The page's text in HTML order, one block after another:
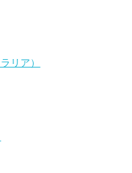
リア）